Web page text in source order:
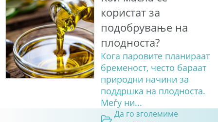
користат за
подобрување на
плодноста?
Кога паровите планираат
бременост, често бараат
природни начини за
поддршка на плодноста.
Меѓу ни...
Да го зголемиме